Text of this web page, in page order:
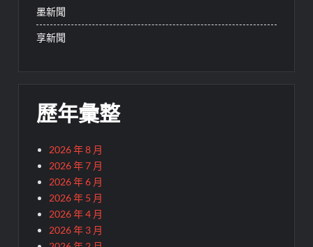
墨新聞
享新聞
歷年彙整
2026 年 8 月
2026 年 7 月
2026 年 6 月
2026 年 5 月
2026 年 4 月
2026 年 3 月